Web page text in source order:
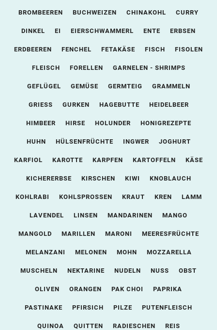
BROMBEEREN BUCHWEIZEN CHINAKOHL CURRY
DINKEL EI EIERSCHWAMMERL ENTE ERBSEN
ERDBEEREN FENCHEL FETAKÄSE FISCH FISOLEN
FLEISCH FORELLEN GARNELEN - SHRIMPS
GEFLÜGEL GEMÜSE GERMTEIG GRAMMELN
GRIESS GURKEN HAGEBUTTE HEIDELBEER
HIMBEER HIRSE HOLUNDER HONIGREZEPTE
HUHN HÜLSENFRÜCHTE INGWER JOGHURT
KARFIOL KAROTTE KARPFEN KARTOFFELN KÄSE
KICHERERBSE KIRSCHEN KIWI KNOBLAUCH
KOHLRABI KOHLSPROSSEN KRAUT KREN LAMM
LAVENDEL LINSEN MANDARINEN MANGO
MANGOLD MARILLEN MARONI MEERESFRÜCHTE
MELANZANI MELONEN MOHN MOZZARELLA
MUSCHELN NEKTARINE NUDELN NUSS OBST
OLIVEN ORANGEN PAK CHOI PAPRIKA
PASTINAKE PFIRSICH PILZE PUTENFLEISCH
QUINOA QUITTEN RADIESCHEN REIS